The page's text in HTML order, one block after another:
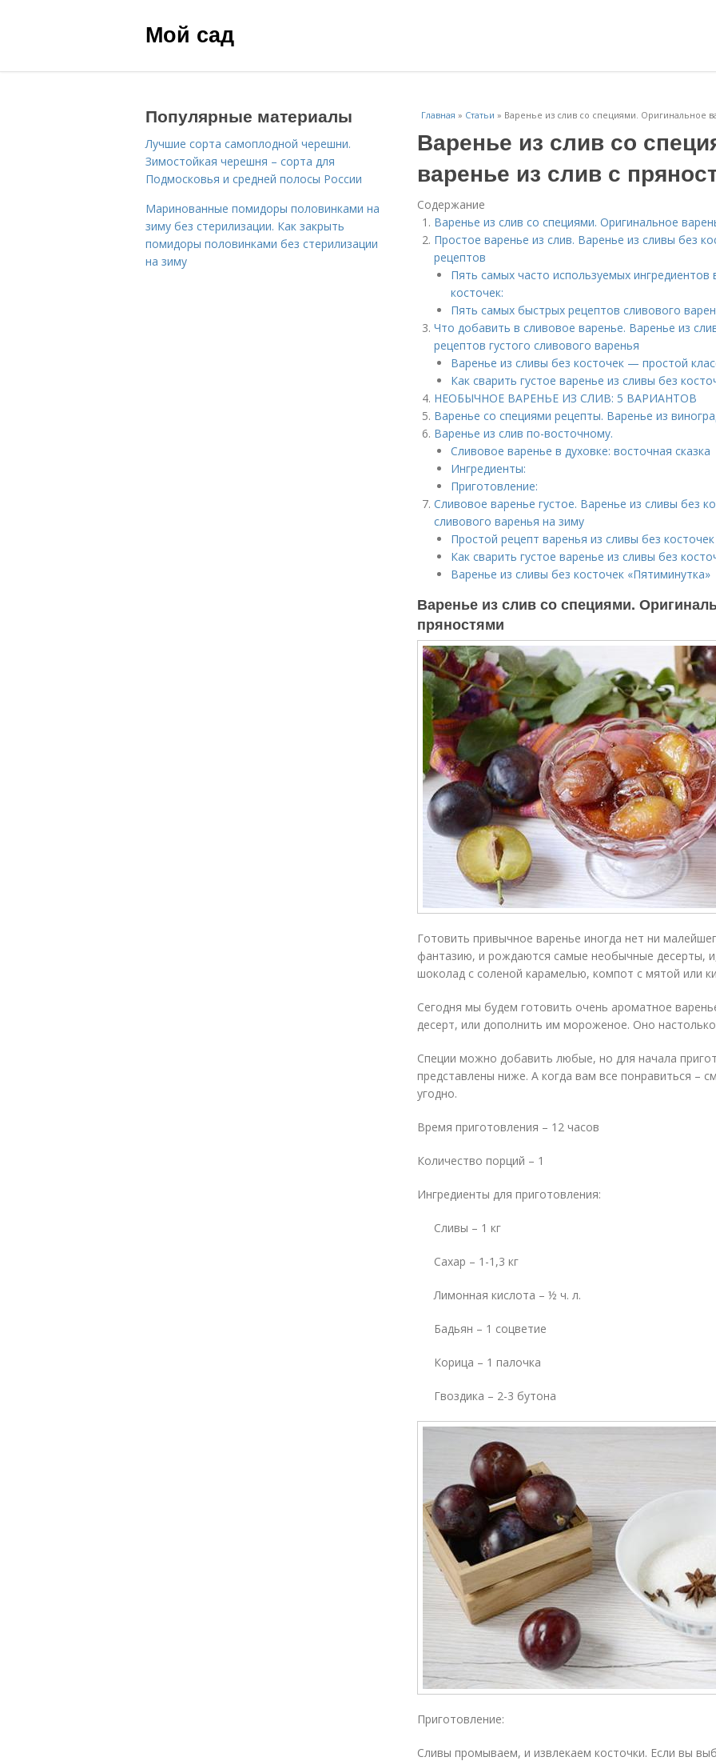
Мой сад
Главная » Статьи » Варенье из слив со специями. Оригинальное
Варенье из слив со
варенье из слив с
Содержание
Варенье из слив со специями. Оригинальное
Простое варенье из слив. Варенье из сливы без
рецептов
Пять самых часто используемых ингредиентов
косточек:
Пять самых быстрых рецептов сливового
Что добавить в сливовое варенье. Варенье из
рецептов густого сливового варенья
Варенье из сливы без косточек — простой
Как сварить густое варенье из сливы без
НЕОБЫЧНОЕ ВАРЕНЬЕ ИЗ СЛИВ: 5 ВАРИАНТОВ
Варенье со специями рецепты. Варенье из
Варенье из слив по-восточному.
Сливовое варенье в духовке: восточная сказка
Ингредиенты:
Приготовление:
Сливовое варенье густое. Варенье из сливы без
сливового варенья на зиму
Простой рецепт варенья из сливы без косточек
Как сварить густое варенье из сливы без
Варенье из сливы без косточек «Пятиминутка»
Варенье из слив со специями.
пряностями
Готовить привычное варенье иногда нет ни
фантазию, и рождаются самые необычные десерты,
шоколад с соленой карамелью, компот с мятой или
Сегодня мы будем готовить очень ароматное
десерт, или дополнить им мороженое. Оно
Специи можно добавить любые, но для начала
представлены ниже. А когда вам все понравиться –
угодно.
Время приготовления – 12 часов
Количество порций – 1
Ингредиенты для приготовления:
Сливы – 1 кг
Сахар – 1-1,3 кг
Лимонная кислота – ½ ч. л.
Бадьян – 1 соцветие
Корица – 1 палочка
Гвоздика – 2-3 бутона
Приготовление:
Сливы промываем, и извлекаем косточки. Если вы
Популярные материалы
Лучшие сорта самоплодной черешни.
Зимостойкая черешня – сорта для
Подмосковья и средней полосы России
Маринованные помидоры половинками на
зиму без стерилизации. Как закрыть
помидоры половинками без стерилизации
на зиму